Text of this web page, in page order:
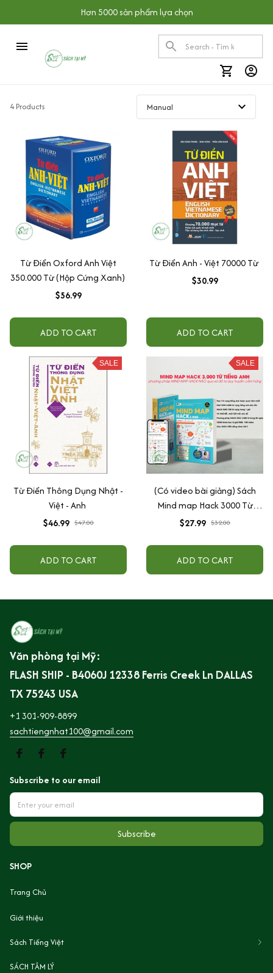
Hơn 5000 sản phẩm lựa chọn
4 Products
Từ Điển Oxford Anh Việt
350.000 Từ (Hộp Cứng Xanh)
$56.99
ADD TO CART
Từ Điển Anh - Việt 70000 Từ
$30.99
ADD TO CART
SALE
Từ Điển Thông Dụng Nhật -
Việt - Anh
$46.99 $47.00
ADD TO CART
SALE
(Có video bài giảng) Sách
Mind map Hack 3000 Từ
Vựng Tiếng Anh - Hitbooks
$27.99 $32.00
ADD TO CART
Văn phòng tại Mỹ:
FLASH SHIP - B4060J 12338 Ferris Creek Ln DALLAS
TX 75243 USA
+1 301-909-8899
sachtiengnhat100@gmail.com
Subscribe to our email
Subscribe
SHOP
Trang Chủ
Giới thiệu
Sách Tiếng Việt
SÁCH TÂM LÝ